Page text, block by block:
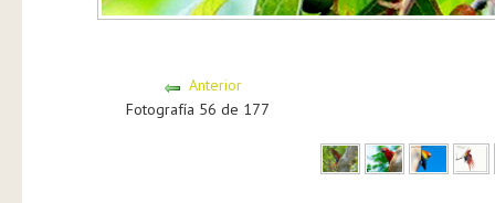
Anterior
Fotografía 56 de 177